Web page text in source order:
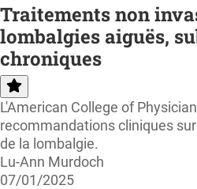
Traitements non
lombalgies aiguës,
chroniques
L'American College of
recommandations cliniques
de la lombalgie.
Lu-Ann Murdoch
07/01/2025